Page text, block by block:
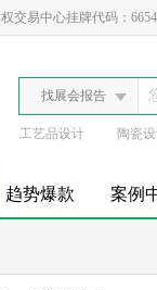
交易中心挂牌代码：
找展会报告
工艺品设计 陶瓷
趋势爆款 案例